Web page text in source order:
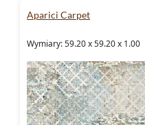
Aparici Carpet
Wymiary: 59.20 x 59.20 x 1.00